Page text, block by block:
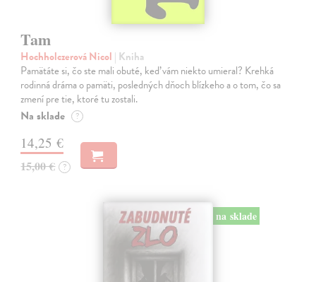
Tam
Hochholczerová Nicol | Kniha
Pamätáte si, čo ste mali obuté, keď vám niekto umieral? Krehká
rodinná dráma o pamäti, posledných dňoch blízkeho a o tom, čo sa
zmení pre tie, ktoré tu zostali.
Na sklade ?
14,25 €
15,00 € ?
na sklade